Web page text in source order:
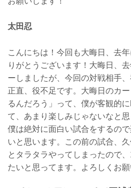
太田忍
こんにちは！今回も大晦日、去
りがとうございます！大晦日、
ーしましたが、今回の対戦相手
正直、役不足です。大晦日のカ
るんだろう」って、僕が客観的
て、あまり楽しみじゃないなと
僕は絶対に面白い試合をするの
いと思います。この前の試合、
とタラタラやってしまったので
たいと思ってます。よろしくお願